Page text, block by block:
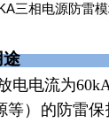
三相电源防雷
电电流为
等）的防雷